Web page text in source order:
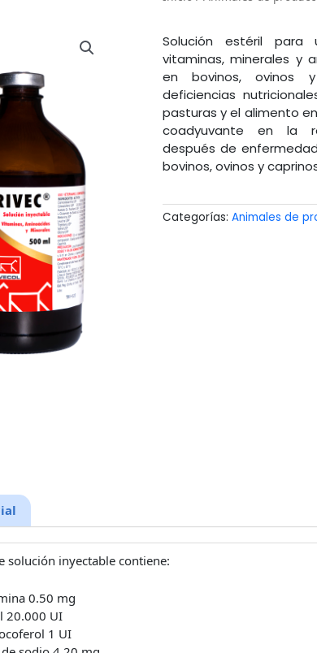
Solución estéril para
vitaminas, minerales y
en bovinos, ovinos
deficiencias
pasturas y el alimento
coadyuvante en la
después de
bovinos, ovinos y
Categorías: Animales de
solución inyectable contiene:
0.50 mg
20.000 UI
1 UI